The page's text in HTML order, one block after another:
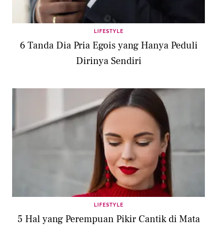
LIFESTYLE
6 Tanda Dia Pria Egois yang Hanya Peduli
Dirinya Sendiri
LIFESTYLE
5 Hal yang Perempuan Pikir Cantik di Mata